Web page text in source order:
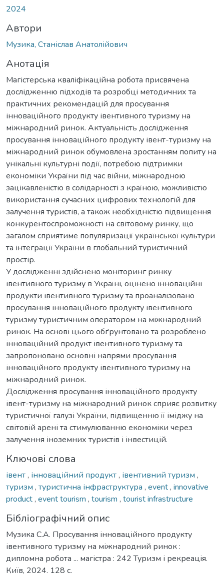
2024
Автори
Музика, Станіслав Анатолійович
Анотація
Магістерська кваліфікаційна робота присвячена
дослідженню підходів та розробці методичних та
практичних рекомендацій для просування
інноваційного продукту івентивного туризму на
міжнародний ринок. Актуальність дослідження
просування інноваційного продукту івент-туризму на
міжнародний ринок обумовлена зростанням попиту на
унікальні культурні події, потребою підтримки
економіки України під час війни, міжнародною
зацікавленістю в солідарності з країною, можливістю
використання сучасних цифрових технологій для
залучення туристів, а також необхідністю підвищення
конкурентоспроможності на світовому ринку, що
загалом сприятиме популяризації української культури
та інтеграції України в глобальний туристичний
простір.
У дослідженні здійснено моніторинг ринку
івентивного туризму в Україні, оцінено інноваційні
продукти івентивного туризму та проаналізовано
просування інноваційного продукту івентивного
туризму туристичним оператором на міжнародний
ринок. На основі цього обґрунтовано та розроблено
інноваційний продукт івентивного туризму та
запропоновано основні напрями просування
інноваційного продукту івентивного туризму на
міжнародний ринок.
Дослідження просування інноваційного продукту
івент-туризму на міжнародний ринок сприяє розвитку
туристичної галузі України, підвищенню її іміджу на
світовій арені та стимулюванню економіки через
залучення іноземних туристів і інвестицій.
Ключові слова
івент, інноваційний продукт, івентивний туризм ,
туризм , туристична інфраструктура , event, innovative
product, event tourism , tourism , tourist infrastructure
Бібліографічний опис
Музика С.А. Просування інноваційного продукту
івентивного туризму на міжнародний ринок :
дипломна робота ... магістра : 242 Туризм і рекреація.
Київ, 2024. 128 с.